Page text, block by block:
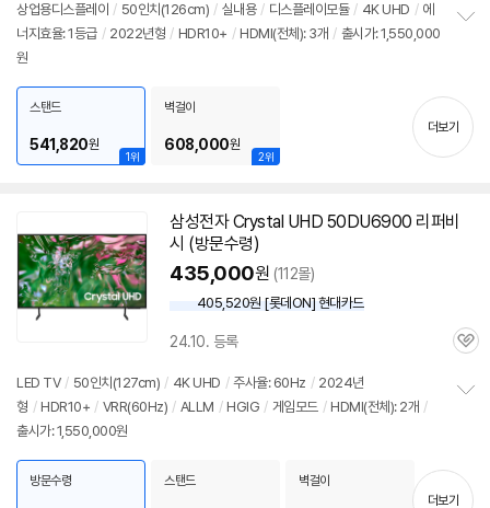
상업용디스플레이 / 50인치 (126cm) / 실내용 / 디스플레이모듈 / 4K UHD / 에
너지효율: 1등급 / 2022년형 / HDR10+ / HDMI(전체): 3개 / 출시가: 1,550,000
원
기
1위
스탠드
541,820원
2위
벽걸이
608,000원
더보기
삼성전자 Crystal UHD 50DU6900 리퍼비
시 (방문수령)
435,000원 (112몰)
405,520원 [롯데ON] 현대카드
24.10. 등록
관
LED TV / 50인치 (127cm) / 4K UHD / 주사율: 60Hz / 2024년
형 / HDR10+ / VRR(60Hz) / ALLM / HGIG / 게임모드 / HDMI(전체): 2개 /
출시가: 1,550,000원
기
방문수령 스탠드 벽걸이
더보기
세부정보 열기/접기